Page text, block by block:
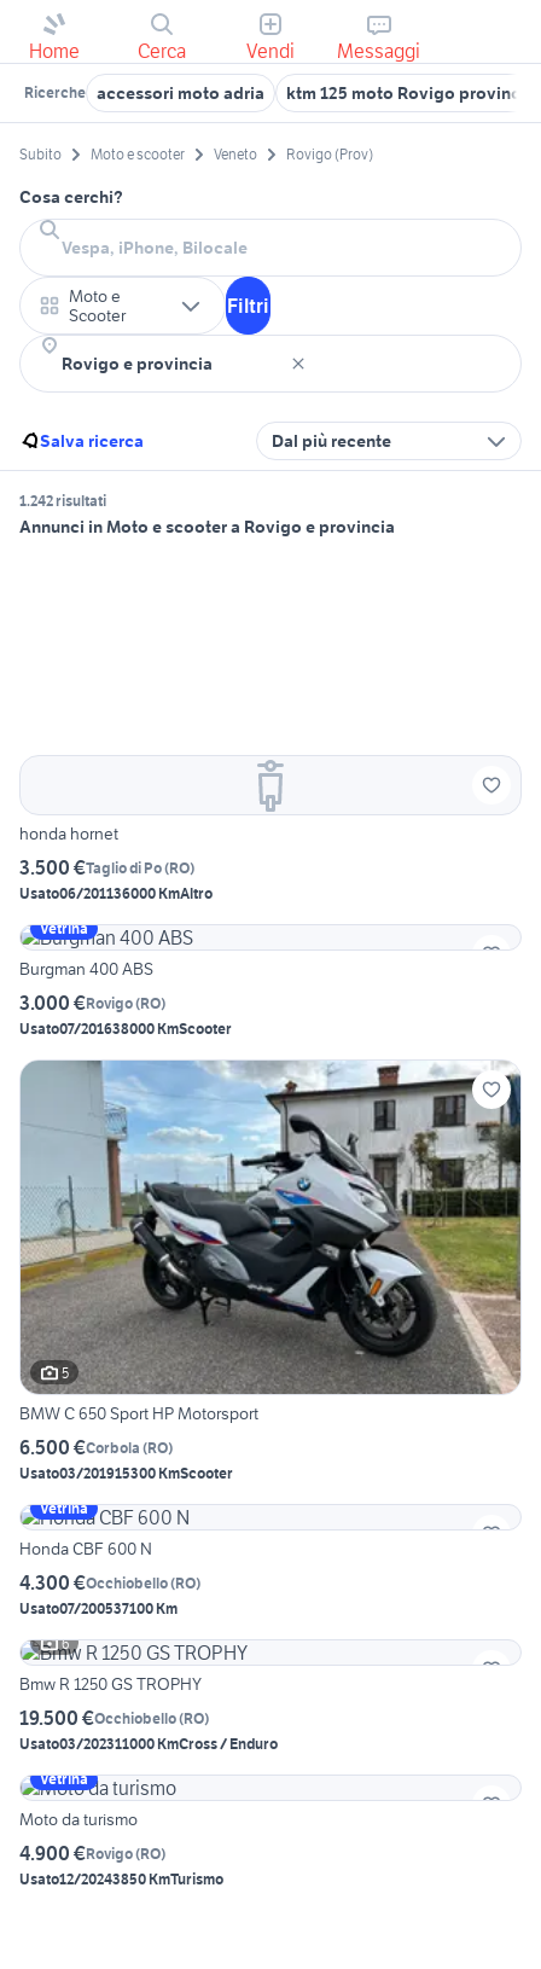
Home Cerca Vendi Messaggi
Ricerche accessori moto adria ktm 125 moto Rovigo provincia
Subito Moto e scooter Veneto Rovigo (Prov)
Cosa cerchi?
Moto e
Scooter
Filtri
Salva ricerca Dal più recente
1.242 risultati
Annunci in Moto e scooter a Rovigo e provincia
honda hornet
3.500 €Taglio di Po(RO)
Usato06/201136000 KmAltro
Vetrina
Burgman 400 ABS
3.000 €Rovigo(RO)
Usato07/201638000 KmScooter
5
BMW C 650 Sport HP Motorsport
6.500 €Corbola (RO)
Usato03/201915300 KmScooter
Vetrina
Honda CBF 600 N
4.300 €Occhiobello(RO)
Usato07/200537100 Km
6
Bmw R 1250 GS TROPHY
19.500 €Occhiobello(RO)
Usato03/202311000 KmCross / Enduro
Vetrina
Moto da turismo
4.900 €Rovigo(RO)
Usato12/20243850 KmTurismo